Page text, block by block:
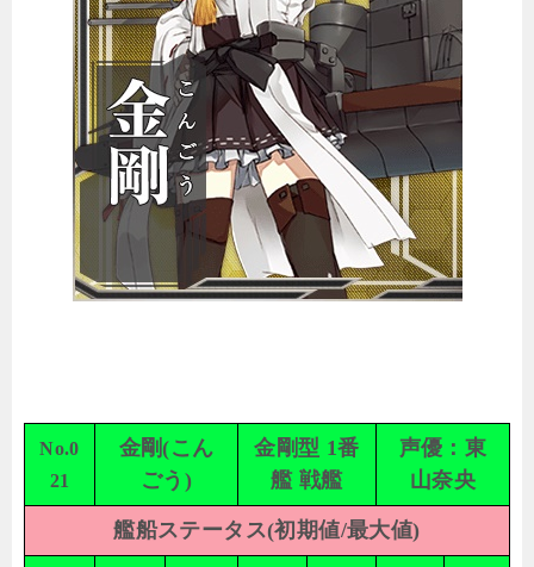
No.0
21
金剛(こん
ごう)
金剛型 1番
艦 戦艦
声優：東
山奈央
艦船ステータス(初期値/最大値)